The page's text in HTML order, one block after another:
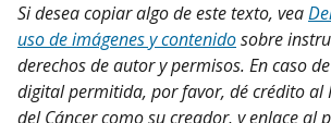
Si desea copiar algo de este texto, vea
uso de imágenes y contenidosobre
derechos de autor y permisos. En caso
digital permitida, por favor, dé crédito al
del Cáncer como su creador, y enlace al